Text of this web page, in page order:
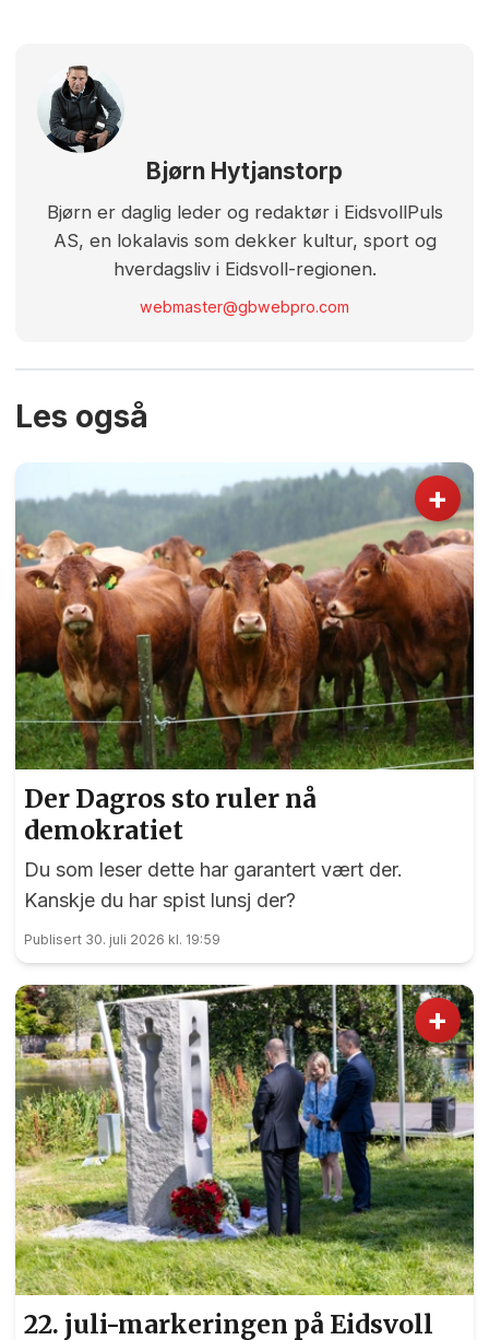
Bjørn Hytjanstorp
Bjørn er daglig leder og redaktør i EidsvollPuls
AS, en lokalavis som dekker kultur, sport og
hverdagsliv i Eidsvoll-regionen.
webmaster@gbwebpro.com
Les også
+
Der Dagros sto ruler nå
demokratiet
Du som leser dette har garantert vært der.
Kanskje du har spist lunsj der?
Publisert 30. juli 2026 kl. 19:59
+
22. juli-markeringen på Eidsvoll